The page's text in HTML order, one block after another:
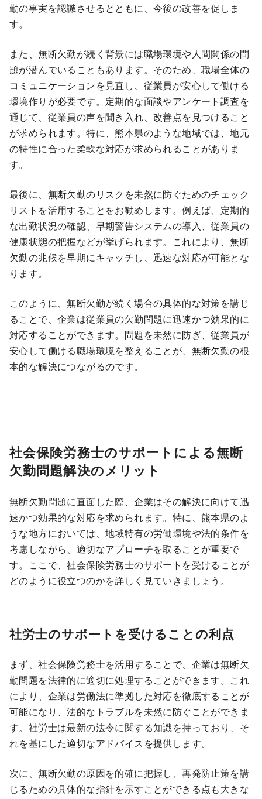
勤の事実を認識させるとともに、今後の改善を促しま
す。
また、無断欠勤が続く背景には職場環境や人間関係の問
題が潜んでいることもあります。そのため、職場全体の
コミュニケーションを見直し、従業員が安心して働ける
環境作りが必要です。定期的な面談やアンケート調査を
通じて、従業員の声を聞き入れ、改善点を見つけること
が求められます。特に、熊本県のような地域では、地元
の特性に合った柔軟な対応が求められることがありま
す。
最後に、無断欠勤のリスクを未然に防ぐためのチェック
リストを活用することをお勧めします。例えば、定期的
な出勤状況の確認、早期警告システムの導入、従業員の
健康状態の把握などが挙げられます。これにより、無断
欠勤の兆候を早期にキャッチし、迅速な対応が可能とな
ります。
このように、無断欠勤が続く場合の具体的な対策を講じ
ることで、企業は従業員の欠勤問題に迅速かつ効果的に
対応することができます。問題を未然に防ぎ、従業員が
安心して働ける職場環境を整えることが、無断欠勤の根
本的な解決につながるのです。
社会保険労務士のサポートによる無断
欠勤問題解決のメリット
無断欠勤問題に直面した際、企業はその解決に向けて迅
速かつ効果的な対応を求められます。特に、熊本県のよ
うな地方においては、地域特有の労働環境や法的条件を
考慮しながら、適切なアプローチを取ることが重要で
す。ここで、社会保険労務士のサポートを受けることが
どのように役立つのかを詳しく見ていきましょう。
社労士のサポートを受けることの利点
まず、社会保険労務士を活用することで、企業は無断欠
勤問題を法律的に適切に処理することができます。これ
により、企業は労働法に準拠した対応を徹底することが
可能になり、法的なトラブルを未然に防ぐことができま
す。社労士は最新の法令に関する知識を持っており、そ
れを基にした適切なアドバイスを提供します。
次に、無断欠勤の原因を的確に把握し、再発防止策を講
じるための具体的な指針を示すことができる点も大きな